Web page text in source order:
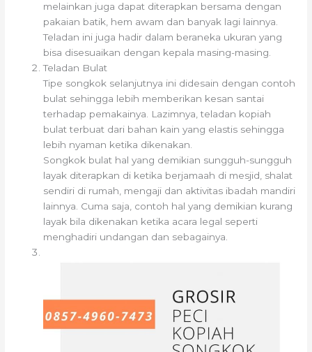
melainkan juga dapat diterapkan bersama dengan
pakaian batik, hem awam dan banyak lagi lainnya.
Teladan ini juga hadir dalam beraneka ukuran yang
bisa disesuaikan dengan kepala masing-masing.
Teladan Bulat
Tipe songkok selanjutnya ini didesain dengan contoh
bulat sehingga lebih memberikan kesan santai
terhadap pemakainya. Lazimnya, teladan kopiah
bulat terbuat dari bahan kain yang elastis sehingga
lebih nyaman ketika dikenakan.
Songkok bulat hal yang demikian sungguh-sungguh
layak diterapkan di ketika berjamaah di mesjid, shalat
sendiri di rumah, mengaji dan aktivitas ibadah mandiri
lainnya. Cuma saja, contoh hal yang demikian kurang
layak bila dikenakan ketika acara legal seperti
menghadiri undangan dan sebagainya.